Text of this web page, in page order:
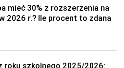
mieć 30% z rozszerzenia na
2026 r.? Ile procent to zdana
roku szkolnego 2025/2026: